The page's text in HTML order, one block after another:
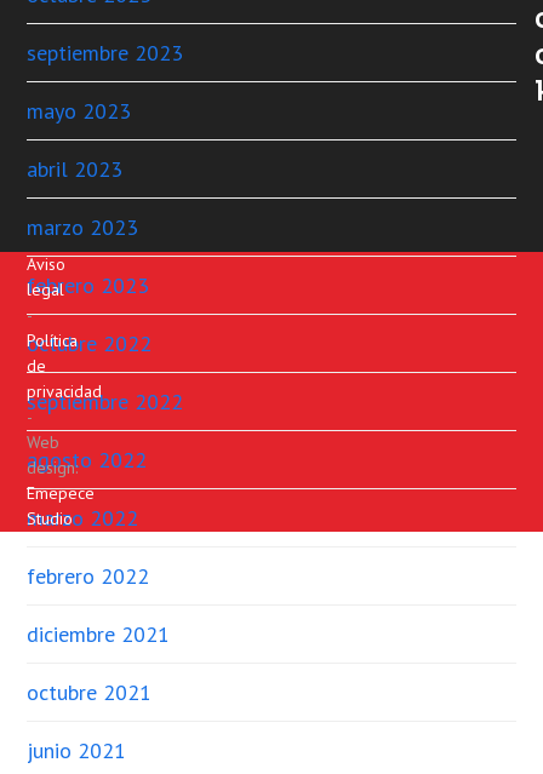
septiembre 2023
mayo 2023
abril 2023
marzo 2023
febrero 2023
octubre 2022
septiembre 2022
agosto 2022
marzo 2022
febrero 2022
diciembre 2021
octubre 2021
junio 2021
Aviso
legal
-
Política
de
privacidad
-
Web
design:
Emepece
Studio